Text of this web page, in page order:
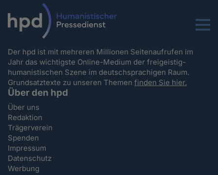
Menu
Der hpd ist mit mehreren Millionen Seitenaufrufen im
Jahr das wichtigste Online-Medium der freigeistig-
humanistischen Szene im deutschsprachigen Raum.
Grundsatztexte zu unseren Themenfinden Sie hier.
Über den hpd
Über uns
Redaktion
Trägerverein
Spenden
Impressum
Datenschutz
Werbung